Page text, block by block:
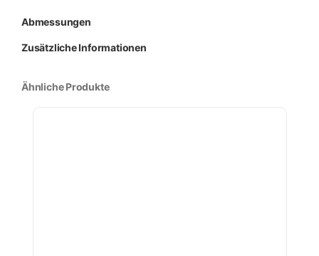
Abmessungen
Zusätzliche Informationen
Ähnliche Produkte